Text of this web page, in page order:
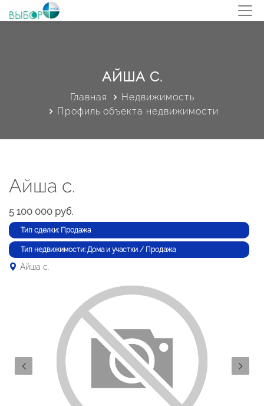
АЙША С.
Главная
Недвижимость
Профиль объекта недвижимости
Айша с.
5 100 000 руб.
Тип сделки: Продажа
Тип недвижимости: Дома и участки / Продажа
Айша с.